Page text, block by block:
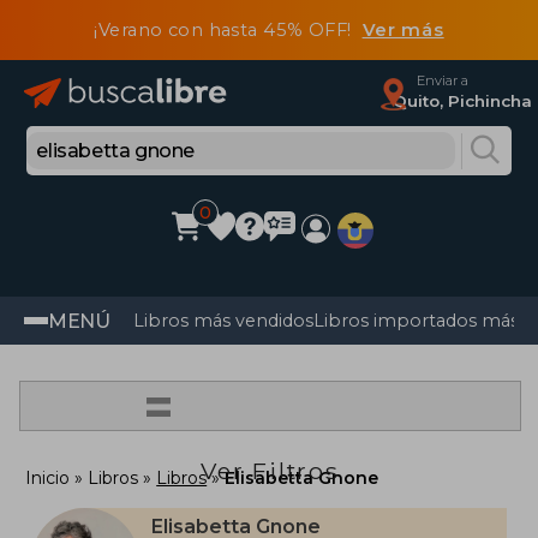
¡Verano con hasta 45% OFF! Ver más
Enviar a
Quito, Pichincha
0
MENÚ Libros más vendidosLibros importados más
=
Ver Filtros
Inicio Libros Libros Elisabetta Gnone
Elisabetta Gnone